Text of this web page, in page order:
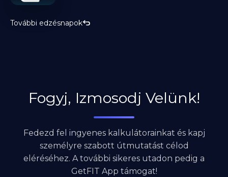
További edzésnapok
Fogyj, Izmosodj Velünk!
Fedezd fel ingyenes kalkulátorainkat és kapj
személyre szabott útmutatást célod
eléréséhez. A további sikeres utadon pedig a
GetFIT App támogat!